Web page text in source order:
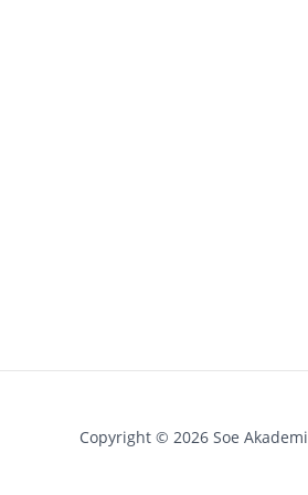
Copyright © 2026 Soe Akademi